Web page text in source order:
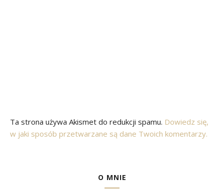
Ta strona używa Akismet do redukcji spamu. Dowiedz się,
w jaki sposób przetwarzane są dane Twoich komentarzy.
O MNIE